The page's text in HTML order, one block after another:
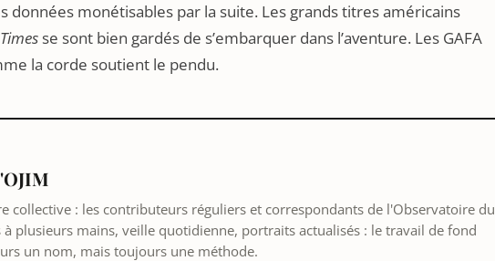
données monétisables par la suite. Les grands titres américains
se sont bien gardés de s’embarquer dans l’aventure. Les GAFA
la corde soutient le pendu.
collective : les contributeurs réguliers et correspondants de l'Observatoire du
à plusieurs mains, veille quotidienne, portraits actualisés : le travail de fond
un nom, mais toujours une méthode.